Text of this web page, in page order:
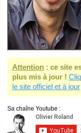
Attention : ce site
plus mis à jour !
le site officiel et à jour
Sa chaîne Youtube :